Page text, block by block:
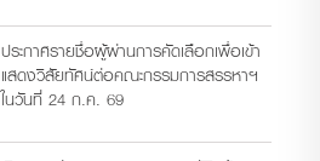
ประกาศรายชื่อผู้ผ่านการคัดเลือกเพื่อเข้า
แสดงวิสัยทัศน์ต่อคณะกรรมการสรรหาฯ
ในวันที่ 24 ก.ค. 69